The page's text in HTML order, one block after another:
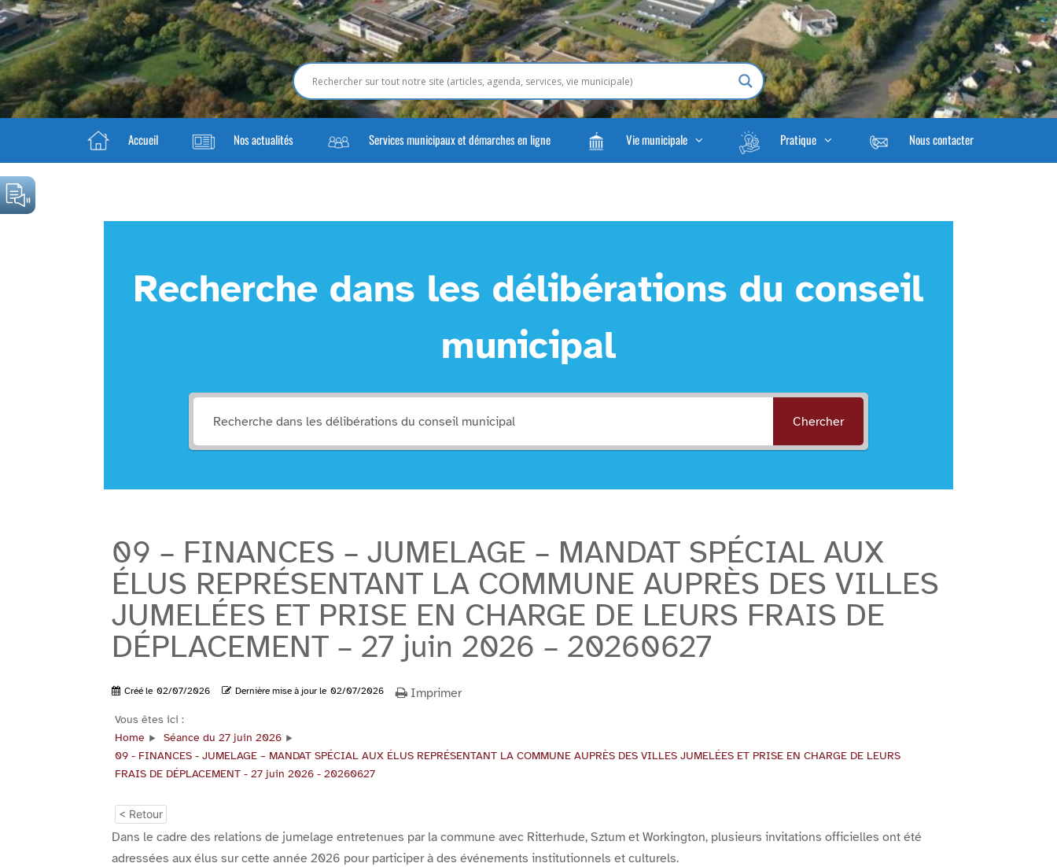
Accueil Nos actualités Services municipaux et démarches en ligne Vie municipale Pratique Nous contacter
Recherche dans les délibérations du conseil
municipal
Chercher
09 – FINANCES – JUMELAGE – MANDAT SPÉCIAL AUX
ÉLUS REPRÉSENTANT LA COMMUNE AUPRÈS DES VILLES
JUMELÉES ET PRISE EN CHARGE DE LEURS FRAIS DE
DÉPLACEMENT – 27 juin 2026 – 20260627
Créé le 02/07/2026 Dernière mise à jour le 02/07/2026 Imprimer
Vous êtes ici :
Home
Séance du 27 juin 2026
09 - FINANCES - JUMELAGE – MANDAT SPÉCIAL AUX ÉLUS REPRÉSENTANT LA COMMUNE AUPRÈS DES VILLES JUMELÉES ET PRISE EN CHARGE DE LEURS
FRAIS DE DÉPLACEMENT - 27 juin 2026 - 20260627
< Retour
Dans le cadre des relations de jumelage entretenues par la commune avec Ritterhude, Sztum et Workington, plusieurs invitations officielles ont été
adressées aux élus sur cette année 2026 pour participer à des événements institutionnels et culturels.